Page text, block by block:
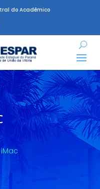
do Acadêmico